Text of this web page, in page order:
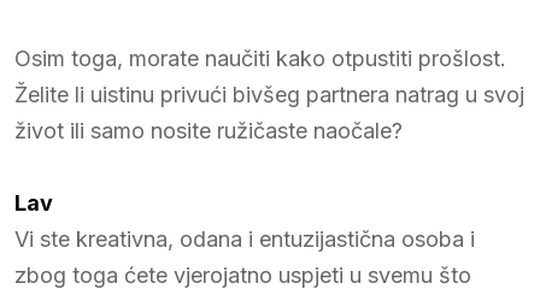
Osim toga, morate naučiti kako otpustiti prošlost.
Želite li uistinu privući bivšeg partnera natrag u svoj
život ili samo nosite ružičaste naočale?
Lav
Vi ste kreativna, odana i entuzijastična osoba i
zbog toga ćete vjerojatno uspjeti u svemu što